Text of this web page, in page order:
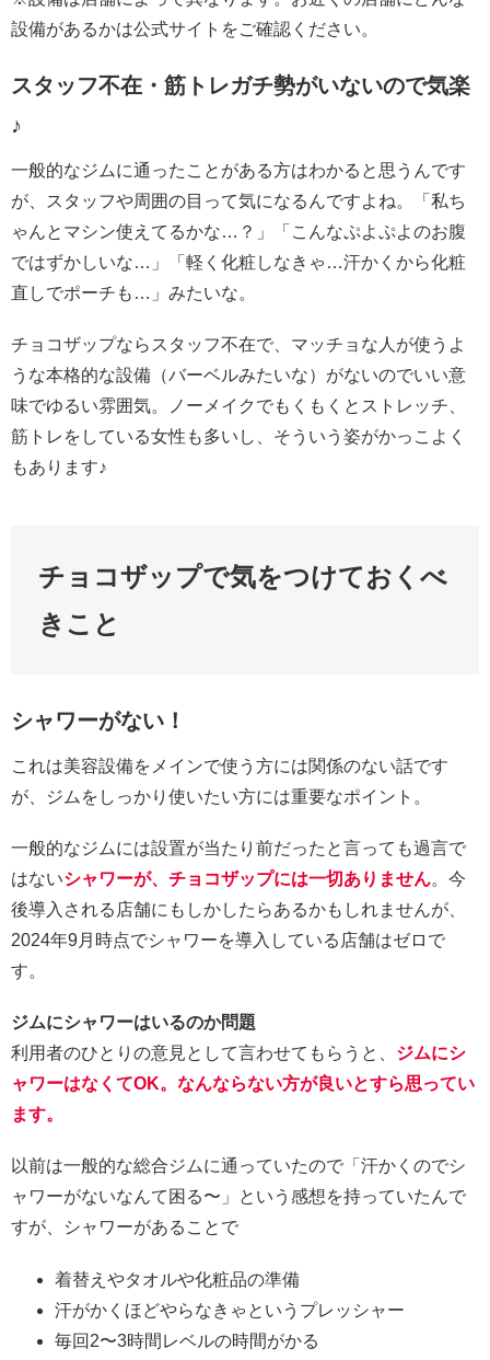
設備があるかは公式サイトをご確認ください。
スタッフ不在・筋トレガチ勢がいないので気楽
♪
一般的なジムに通ったことがある方はわかると思うんです
が、スタッフや周囲の目って気になるんですよね。「私ち
ゃんとマシン使えてるかな…？」「こんなぷよぷよのお腹
ではずかしいな…」「軽く化粧しなきゃ…汗かくから化粧
直しでポーチも…」みたいな。
チョコザップならスタッフ不在で、マッチョな人が使うよ
うな本格的な設備（バーベルみたいな）がないのでいい意
味でゆるい雰囲気。ノーメイクでもくもくとストレッチ、
筋トレをしている女性も多いし、そういう姿がかっこよく
もあります♪
チョコザップで気をつけておくべ
きこと
シャワーがない！
これは美容設備をメインで使う方には関係のない話です
が、ジムをしっかり使いたい方には重要なポイント。
一般的なジムには設置が当たり前だったと言っても過言で
はないシャワーが、チョコザップには一切ありません。今
後導入される店舗にもしかしたらあるかもしれませんが、
2024年9月時点でシャワーを導入している店舗はゼロで
す。
ジムにシャワーはいるのか問題
利用者のひとりの意見として言わせてもらうと、 ジムにシ
ャワーはなくてOK。なんならない方が良いとすら思ってい
ます。
以前は一般的な総合ジムに通っていたので「汗かくのでシ
ャワーがないなんて困る〜」という感想を持っていたんで
すが、シャワーがあることで
着替えやタオルや化粧品の準備
汗がかくほどやらなきゃというプレッシャー
毎回2〜3時間レベルの時間がかる